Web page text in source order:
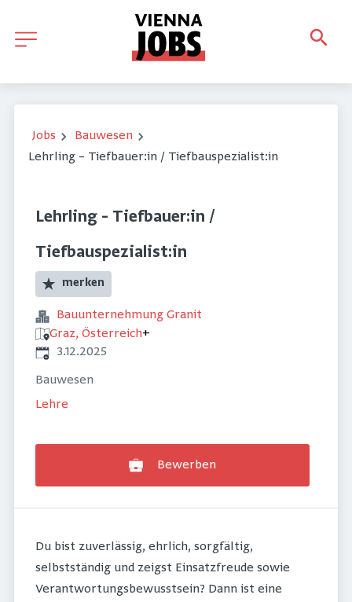
Jobs
Bauwesen
Lehrling – Tiefbauer:in / Tiefbauspezialist:in
Lehrling – Tiefbauer:in /
Tiefbauspezialist:in
merken
Bauunternehmung Granit
Graz, Österreich+
Veröffentlicht
3.12.2025
Bauwesen
Lehre
Bewerben
Du bist zuverlässig, ehrlich, sorgfältig,
selbstständig und zeigst Einsatzfreude sowie
Verantwortungsbewusstsein? Dann ist eine